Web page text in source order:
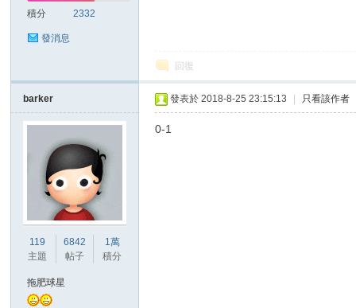
積分 2332
發消息
回復
barker
119
主題
6842
帖子
1萬
積分
拖肥球星
發表於 2018-8-25 23:15:13 只看該作者
0-1